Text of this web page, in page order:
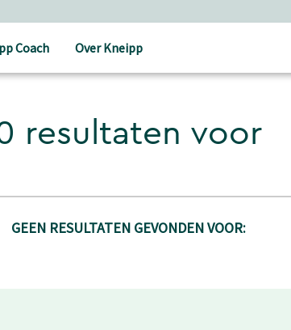
Coach Over Kneipp
resultaten voor
GEEN RESULTATEN GEVONDEN VOOR: